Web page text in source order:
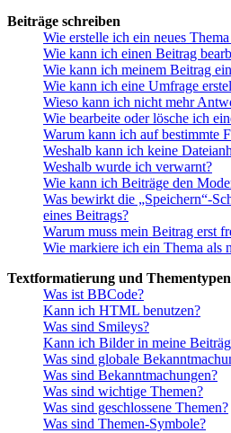
Beiträge schreiben
Wie erstelle ich ein neues
Wie kann ich einen Beitrag
Wie kann ich meinem Beitrag
Wie kann ich eine Umfrage
Wieso kann ich nicht mehr
Wie bearbeite oder lösche ich
Warum kann ich auf bestimmte
Weshalb kann ich keine
Weshalb wurde ich verwarnt?
Wie kann ich Beiträge den
Was bewirkt die „Speichern“-
eines Beitrags?
Warum muss mein Beitrag erst
Wie markiere ich ein Thema als
Textformatierung und Thementypen
Was ist BBCode?
Kann ich HTML benutzen?
Was sind Smileys?
Kann ich Bilder in meine
Was sind globale
Was sind Bekanntmachungen?
Was sind wichtige Themen?
Was sind geschlossene Themen?
Was sind Themen-Symbole?